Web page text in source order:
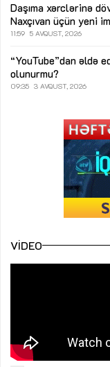
Daşıma xərclərinə
Naxçıvan üçün yeni
11:59 5 AVQUST, 2026
“YouTube”dan əldə
olunurmu?
09:35 3 AVQUST, 2026
VIDEO